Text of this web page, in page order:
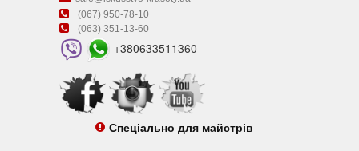
(067) 950-78-10
(063) 351-13-60
+380633511360
Спеціально для майстрів